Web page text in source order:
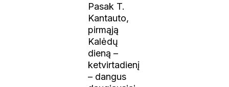
Pasak T.
Kantauto,
pirmąją
Kalėdų
dieną –
ketvirtadienį
– dangus